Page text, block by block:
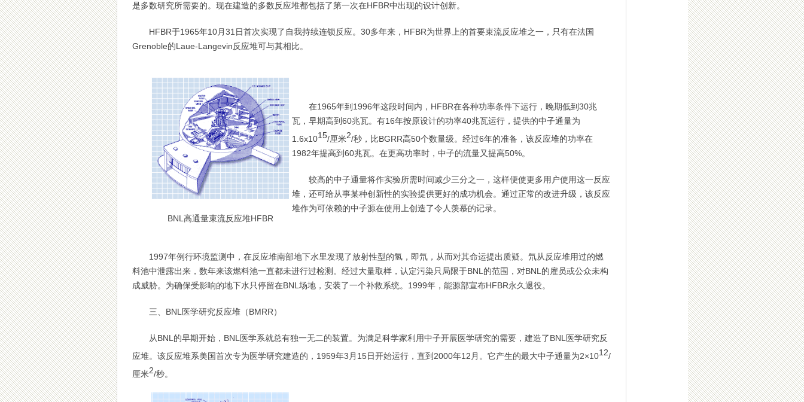
是多数研究所需要的。现在建造的多数反应堆都包括了第一次在HFBR中出现的设计创新。
HFBR于1965年10月31日首次实现了自我持续连锁反应。30多年来，HFBR为世界上的首要束流反应堆之一，只有在法国
Grenoble的Laue-Langevin反应堆可与其相比。
BNL高通量束流反应堆HFBR
在1965年到1996年这段时间内，HFBR在各种功率条件下运行，晚期低到30兆
瓦，早期高到60兆瓦。有16年按原设计的功率40兆瓦运行，提供的中子通量为
1.6x1015/厘米2/秒，比BGRR高50个数量级。经过6年的准备，该反应堆的功率在
1982年提高到60兆瓦。在更高功率时，中子的流量又提高50%。
较高的中子通量将作实验所需时间减少三分之一，这样便使更多用户使用这一反应
堆，还可给从事某种创新性的实验提供更好的成功机会。通过正常的改进升级，该反应
堆作为可依赖的中子源在使用上创造了令人羡慕的记录。
1997年例行环境监测中，在反应堆南部地下水里发现了放射性型的氢，即氘，从而对其命运提出质疑。氘从反应堆用过的燃
料池中泄露出来，数年来该燃料池一直都未进行过检测。经过大量取样，认定污染只局限于BNL的范围，对BNL的雇员或公众未构
成威胁。为确保受影响的地下水只停留在BNL场地，安装了一个补救系统。1999年，能源部宣布HFBR永久退役。
三、BNL医学研究反应堆（BMRR）
从BNL的早期开始，BNL医学系就总有独一无二的装置。为满足科学家利用中子开展医学研究的需要，建造了BNL医学研究反
应堆。该反应堆系美国首次专为医学研究建造的，1959年3月15日开始运行，直到2000年12月。它产生的最大中子通量为2×1012/
厘米2/秒。